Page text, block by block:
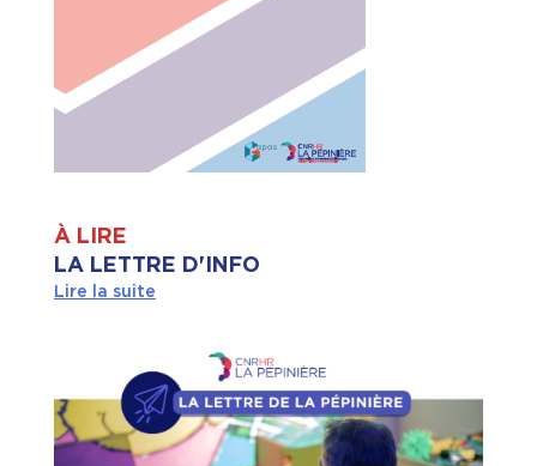
À LIRE
LA LETTRE D'INFO
Lire la suite